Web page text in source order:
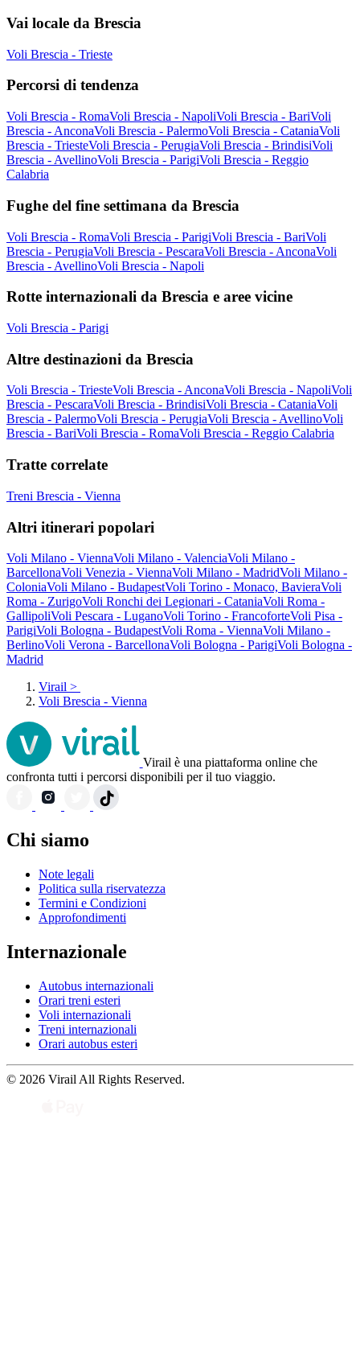
Vai locale da Brescia
Voli Brescia - Trieste
Percorsi di tendenza
Voli Brescia - RomaVoli Brescia - NapoliVoli Brescia - BariVoli
Brescia - AnconaVoli Brescia - PalermoVoli Brescia - CataniaVoli
Brescia - TriesteVoli Brescia - PerugiaVoli Brescia - BrindisiVoli
Brescia - AvellinoVoli Brescia - ParigiVoli Brescia - Reggio
Calabria
Fughe del fine settimana da Brescia
Voli Brescia - RomaVoli Brescia - ParigiVoli Brescia - BariVoli
Brescia - PerugiaVoli Brescia - PescaraVoli Brescia - AnconaVoli
Brescia - AvellinoVoli Brescia - Napoli
Rotte internazionali da Brescia e aree vicine
Voli Brescia - Parigi
Altre destinazioni da Brescia
Voli Brescia - TriesteVoli Brescia - AnconaVoli Brescia - NapoliVoli
Brescia - PescaraVoli Brescia - BrindisiVoli Brescia - CataniaVoli
Brescia - PalermoVoli Brescia - PerugiaVoli Brescia - AvellinoVoli
Brescia - BariVoli Brescia - RomaVoli Brescia - Reggio Calabria
Tratte correlate
Treni Brescia - Vienna
Altri itinerari popolari
Voli Milano - ViennaVoli Milano - ValenciaVoli Milano -
BarcellonaVoli Venezia - ViennaVoli Milano - MadridVoli Milano -
ColoniaVoli Milano - BudapestVoli Torino - Monaco, BavieraVoli
Roma - ZurigoVoli Ronchi dei Legionari - CataniaVoli Roma -
GallipoliVoli Pescara - LuganoVoli Torino - FrancoforteVoli Pisa -
ParigiVoli Bologna - BudapestVoli Roma - ViennaVoli Milano -
BerlinoVoli Verona - BarcellonaVoli Bologna - ParigiVoli Bologna -
Madrid
Virail >
Voli Brescia - Vienna
Virail è una piattaforma online che
confronta tutti i percorsi disponibili per il tuo viaggio.
Chi siamo
Note legali
Politica sulla riservatezza
Termini e Condizioni
Approfondimenti
Internazionale
Autobus internazionali
Orari treni esteri
Voli internazionali
Treni internazionali
Orari autobus esteri
© 2026 Virail All Rights Reserved.